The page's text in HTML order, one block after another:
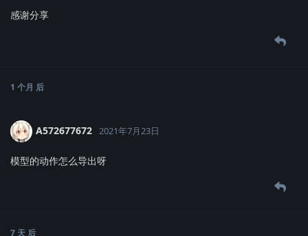
感谢分享
1 个月 后
A572677672 2021年7月23日
模型的动作怎么导出呀
7 天 后